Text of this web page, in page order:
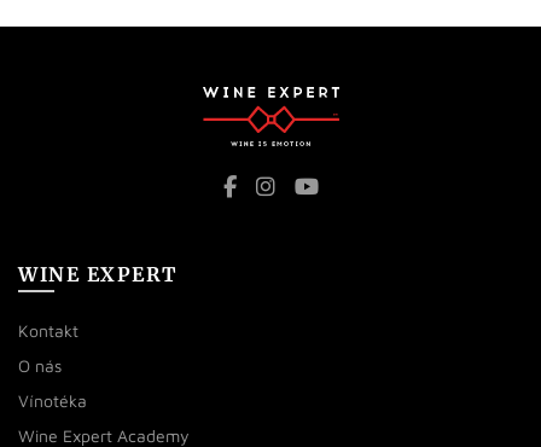
WINE EXPERT
Kontakt
O nás
Vínotéka
Wine Expert Academy